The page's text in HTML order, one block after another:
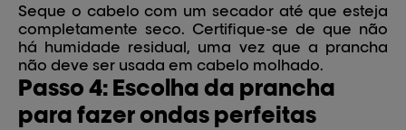
Seque o cabelo com um secador até que esteja
completamente seco. Certifique-se de que não
há humidade residual, uma vez que a prancha
não deve ser usada em cabelo molhado.
Passo 4: Escolha da prancha
para fazer ondas perfeitas